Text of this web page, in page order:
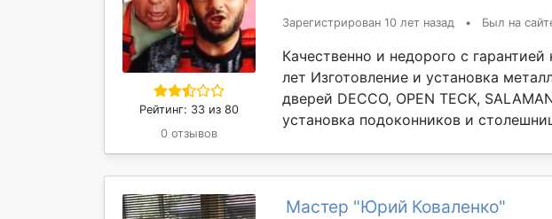
Рейтинг: 33 из 80
0 отзывов
Зарегистрирован 10 лет назад • Был на
Качественно и недорого с
лет Изготовление и установка
дверей DECCO, OPEN TECK,
установка подоконников и
Мастер "Юрий Коваленко"